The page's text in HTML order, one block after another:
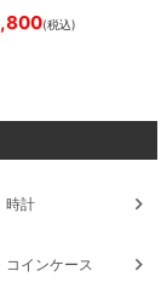
LENGTH
ド スケボー
(税込)
時計
コインケース